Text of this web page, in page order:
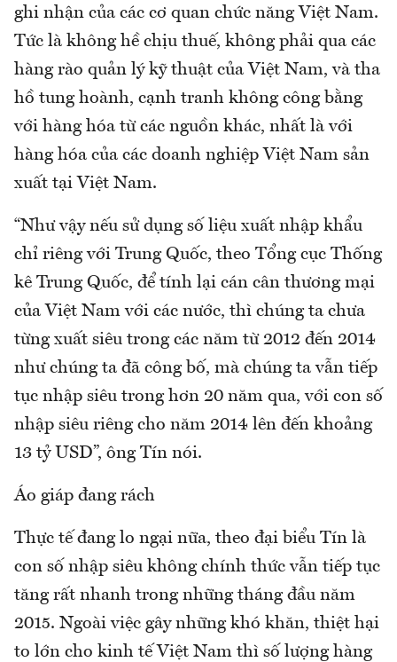
ghi nhận của các cơ quan chức năng Việt Nam.
Tức là không hề chịu thuế, không phải qua các
hàng rào quản lý kỹ thuật của Việt Nam, và tha
hồ tung hoành, cạnh tranh không công bằng
với hàng hóa từ các nguồn khác, nhất là với
hàng hóa của các doanh nghiệp Việt Nam sản
xuất tại Việt Nam.
“Như vậy nếu sử dụng số liệu xuất nhập khẩu
chỉ riêng với Trung Quốc, theo Tổng cục Thống
kê Trung Quốc, để tính lại cán cân thương mại
của Việt Nam với các nước, thì chúng ta chưa
từng xuất siêu trong các năm từ 2012 đến 2014
như chúng ta đã công bố, mà chúng ta vẫn tiếp
tục nhập siêu trong hơn 20 năm qua, với con số
nhập siêu riêng cho năm 2014 lên đến khoảng
13 tỷ USD”, ông Tín nói.
Áo giáp đang rách
Thực tế đang lo ngại nữa, theo đại biểu Tín là
con số nhập siêu không chính thức vẫn tiếp tục
tăng rất nhanh trong những tháng đầu năm
2015. Ngoài việc gây những khó khăn, thiệt hại
to lớn cho kinh tế Việt Nam thì số lượng hàng